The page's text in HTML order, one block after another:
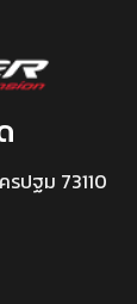
ปฐม 73110